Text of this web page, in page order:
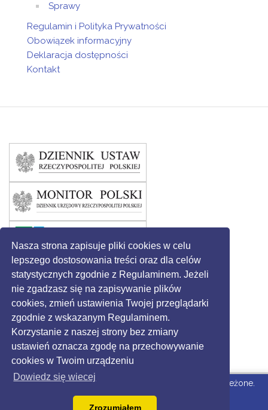
Nasza strona zapisuje pliki cookies w celu
lepszego dostosowania treści oraz dla celów
statystycznych zgodnie z Regulaminem. Jeżeli
nie zgadzasz się na zapisywanie plików
cookies, zmień ustawienia Twojej przeglądarki
zgodnie z wskazanym Regulaminem.
Korzystanie z naszej strony bez zmiany
ustawień oznacza zgodę na przechowywanie
cookies w Twoim urządzeniu
Dowiedz się wiecej
Zrozumiałem
Sprawy
Regulamin i Polityka Prywatności
Obowiązek informacyjny
Deklaracja dostępności
Kontakt
© 2016 - Gmina Święciechowa. Wszystkie prawa zastrzeżone.
Strona dla Urzędu
wdrożone przez Grikon.eu |